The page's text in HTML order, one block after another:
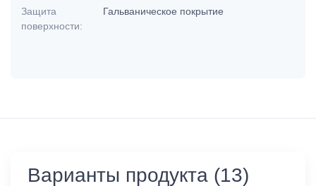
Защита
поверхности:
Гальваническое покрытие
Варианты продукта (13)